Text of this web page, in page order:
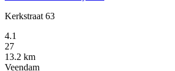
Kerkstraat 63
4.1
27
13.2 km
Veendam